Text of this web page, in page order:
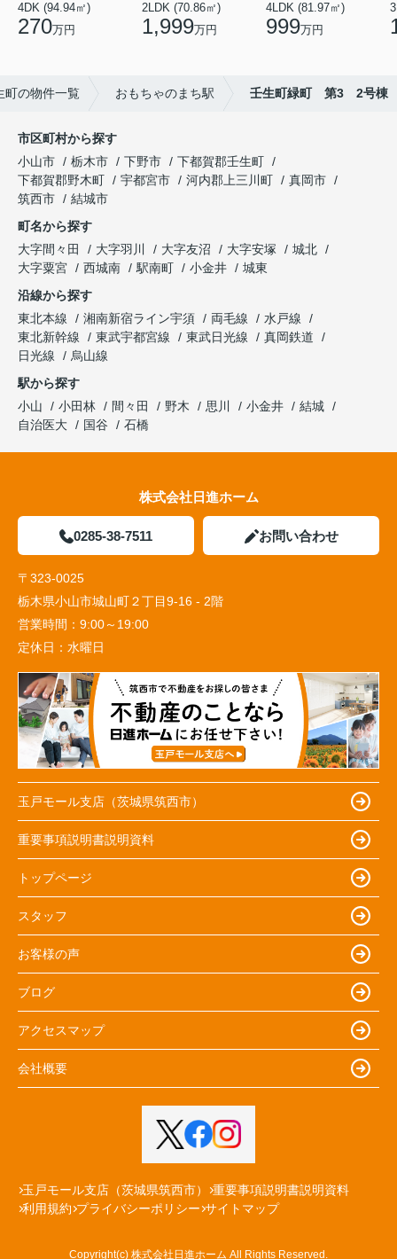
4DK (94.94㎡)
270万円
2LDK (70.86㎡)
1,999万円
4LDK (81.97㎡)
999万円
町の物件一覧 おもちゃのまち駅 壬生町緑町 第3 2号棟
市区町村から探す
小山市
栃木市 下野市
下都賀郡壬生町
下都賀郡野木町
宇都宮市 河内郡上三川町
真岡市
筑西市
結城市
町名から探す
大字間々田
大字羽川 大字友沼 大字安塚
城北
大字粟宮
西城南 駅南町 小金井
城東
沿線から探す
東北本線
湘南新宿ライン宇須 両毛線
水戸線
東北新幹線
東武宇都宮線 東武日光線
真岡鉄道
日光線
烏山線
駅から探す
小山
小田林 間々田 野木 思川 小金井
結城
自治医大
国谷 石橋
株式会社日進ホーム
0285-38-7511 お問い合わせ
〒323-0025
栃木県小山市城山町２丁目9-16 - 2階
営業時間： 9:00～19:00
定休日： 水曜日
玉戸モール支店（茨城県筑西市）
重要事項説明書説明資料
トップページ
スタッフ
お客様の声
ブログ
アクセスマップ
会社概要
玉戸モール支店（茨城県筑西市）
重要事項説明書説明資料
利用規約 プライバシーポリシー サイトマップ
Copyright(c) 株式会社日進ホーム All Rights Reserved.